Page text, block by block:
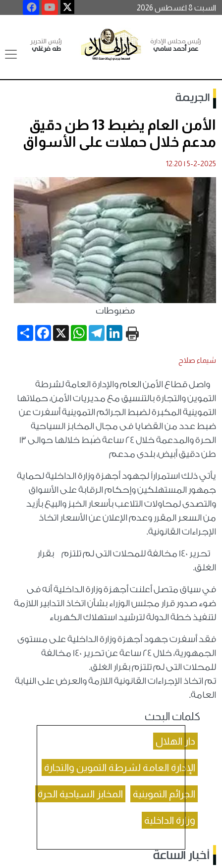
السبت 8 اغسطس 2026
رئيس مجلس الإدارة
عمر أحمد سامي
رئيس التحرير
طه فرغلي
الجريمة
الأمن العام يضبط 13 طن دقيق
مدعم خلال حملات على الأسواق
5-2-2025
|
12:20
مضبوطات
Share
Facebook X
WhatsApp
TelegramLinkedIn
شيماء صلاح
واصل قطاع الأمن العام والإدارة العامة لشرطة
التموين والتجارة بالتنسيق مع مديريات الأمن، حملاتها
التموينية المكبرة لضبط الجرائم التموينية أسفرت عن
ضبط عدد من القضايا فى مجال المخابز السياحية
الحرة والمدعمة خلال 24 ساعة ضُبط خلالها حوالى 13
طن دقيق أبيض، بلدى مدعم
يأتي ذلك استمراراً لجهود أجهزة وزارة الداخلية لحماية
جمهور المستهلكين وإحكام الرقابة على الأسواق
والتصدى لمحاولات التلاعب بأسعار الخبز والبيع بأزيد
من السعر المقرر وعدم الإعلان عن الأسعار اتخاذ
الإجراءات القانونية.
تحرير 140 مخالفة للمحلات التى لم تلتزم بقرار
الغلق.
في سياق متصل أعلنت أجهزة وزارة الداخلية أنه فى
ضوء صدور قرار مجلس الوزراء بشأن اتخاذ التدابير اللازمة
لتنفيذ خطة الدولة لترشيد استهلاك الكهرباء
فقد أسفرت جهود أجهزة وزارة الداخلية على مستوى
الجمهورية، خلال 24 ساعة عن تحرير 140 مخالفة
للمحلات التى لم تلتزم بقرار الغلق.
تم اتخاذ الإجراءات القانونية اللازمة والعرض على النيابة
العامة.
كلمات البحث
دار الهلال
الإدارة العامة لشرطة التموين والتجارة
الجرائم التموينية المخابز السياحية الحرة
وزارة الداخلية
أخبار الساعة